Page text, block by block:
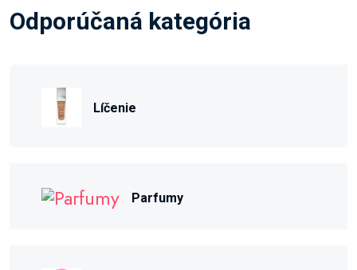
Odporúčaná kategória
Líčenie
Parfumy